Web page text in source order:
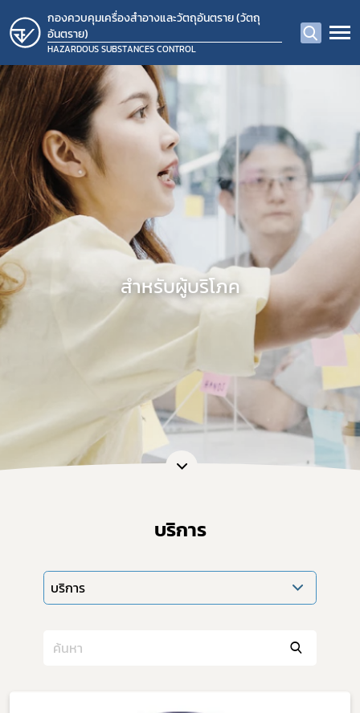
กองควบคุมเครื่องสำอางและวัตถุอันตราย (วัตถุ
อันตราย)
HAZARDOUS SUBSTANCES CONTROL
สำหรับผู้บริโภค
บริการ
บริการ